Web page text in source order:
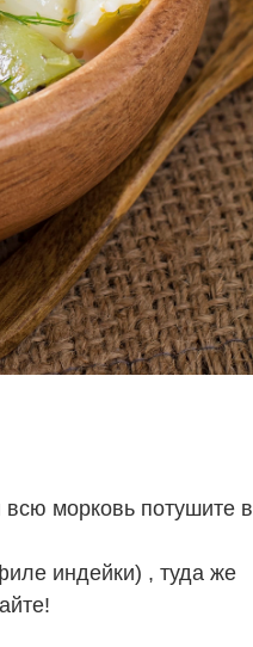
всю морковь потушите в
индейки) , туда же